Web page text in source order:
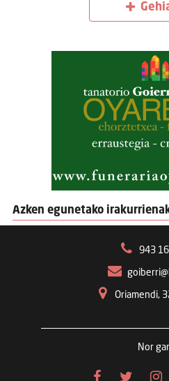
Azken egunetako
943
Oriamendi,
Nor